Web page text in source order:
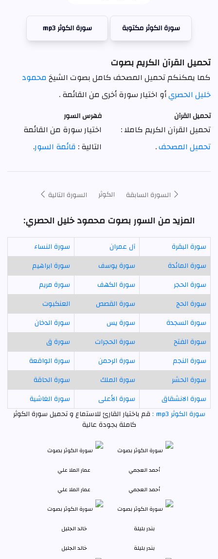
سورة الكوثر مكتوبة سورة الكوثر mp3
تحميل القرآن الكريم بصوت
كما يمكنكم تحميل المصحف كامل بصوت الشيخ محمود
خليل الحصريأو اختيار سورة أخرى من القائمة .
تحميل القرآن
تحميل القرآن الكريم كاملا :
تحميل المصحف.
فهرس السور
اختيار سورة من القائمة
التالية : قائمة السور.
السورة السابقة الكوثر السورة التالية
المزيد من السور بصوت محمود خليل الحصري:
سورة البقرة آل عمران
سورة النساء
سورة المائدة
سورة يوسف
سورة ابراهيم
سورة الحجر
سورة الكهف
سورة مريم
سورة الحج
سورة القصص
العنكبوت
سورة السجدة
سورة يس
سورة الدخان
سورة الفتح
سورة الحجرات
سورة ق
سورة النجم
سورة الرحمن
سورة الواقعة
سورة الحشر
سورة الملك
سورة الحاقة
سورة الانشقاق
سورة الأعلى
سورة الغاشية
سورة الكوثر mp3 :
قم باختيار القارئ للاستماع و تحميل سورة الكوثر
كاملة بجودة عالية
أحمد العجمي عمار الملا علي
بندر بليلة خالد الجليل